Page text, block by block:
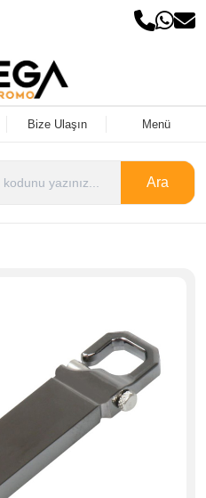
Bize Ulaşın Menü
Ara